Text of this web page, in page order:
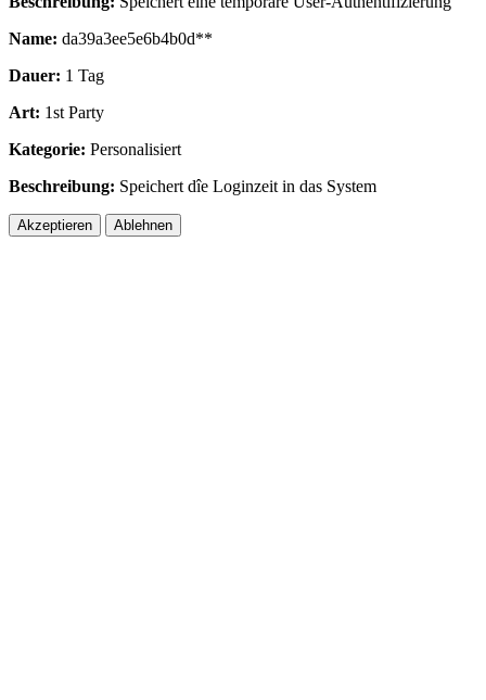
Name: da39a3ee5e6b4b0d**
Dauer: 1 Tag
Art: 1st Party
Kategorie: Personalisiert
Beschreibung: Speichert dîe Loginzeit in das System
Akzeptieren Ablehnen